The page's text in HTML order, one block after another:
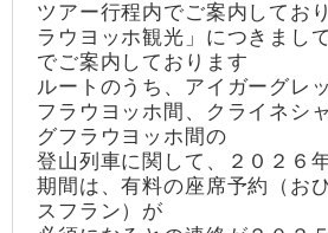
ツアー行程内でご案内してお
ラウヨッホ観光」につきまし
でご案内しております
ルートのうち、アイガーグレ
フラウヨッホ間、クライネシ
グフラウヨッホ間の
登山列車に関して、２０２６
期間は、有料の座席予約（お
スフラン）が